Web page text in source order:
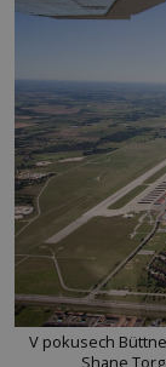
V pokusech
Shane